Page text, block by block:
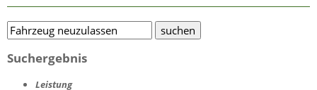
Suchergebnis
Leistung